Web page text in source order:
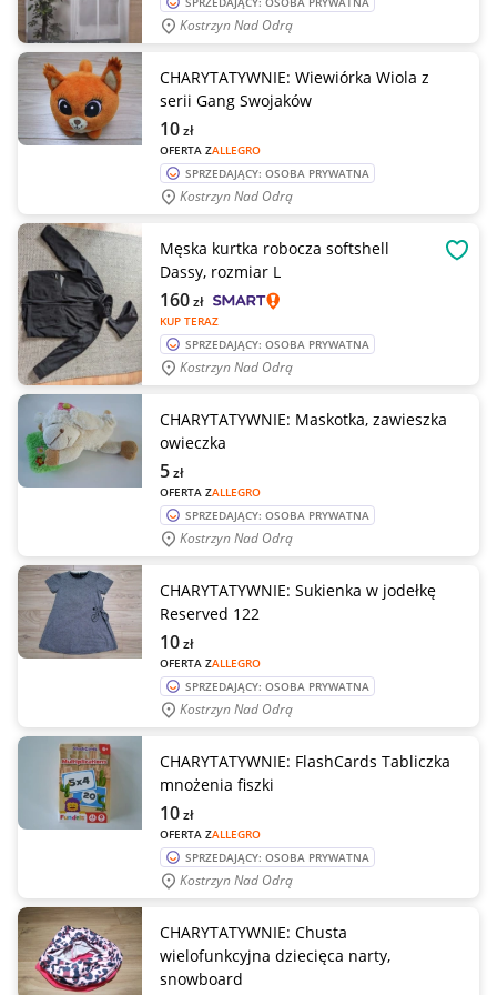
Kostrzyn Nad Odrą
CHARYTATYWNIE: Wiewiórka Wiola z
serii Gang Swojaków
OFERTA ZALLEGRO
10zł
SPRZEDAJĄCY: OSOBA PRYWATNA
Kostrzyn Nad Odrą
Męska kurtka robocza softshell
Dassy, rozmiar L
KUP TERAZ
160zł
SPRZEDAJĄCY: OSOBA PRYWATNA
Kostrzyn Nad Odrą
CHARYTATYWNIE: Maskotka, zawieszka
owieczka
OFERTA ZALLEGRO
5zł
SPRZEDAJĄCY: OSOBA PRYWATNA
Kostrzyn Nad Odrą
CHARYTATYWNIE: Sukienka w jodełkę
Reserved 122
OFERTA ZALLEGRO
10zł
SPRZEDAJĄCY: OSOBA PRYWATNA
Kostrzyn Nad Odrą
CHARYTATYWNIE: FlashCards Tabliczka
mnożenia fiszki
OFERTA ZALLEGRO
10zł
SPRZEDAJĄCY: OSOBA PRYWATNA
Kostrzyn Nad Odrą
CHARYTATYWNIE: Chusta
wielofunkcyjna dziecięca narty,
snowboard